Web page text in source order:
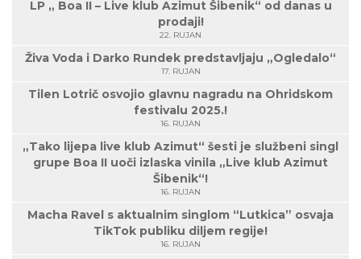
LP „ Boa II – Live klub Azimut Šibenik“ od danas u
prodaji!
22. RUJAN
Živa Voda i Darko Rundek predstavljaju „Ogledalo“
17. RUJAN
Tilen Lotrič osvojio glavnu nagradu na Ohridskom
festivalu 2025.!
16. RUJAN
„Tako lijepa live klub Azimut“ šesti je službeni singl
grupe Boa II uoči izlaska vinila „Live klub Azimut
Šibenik“!
16. RUJAN
Macha Ravel s aktualnim singlom “Lutkica” osvaja
TikTok publiku diljem regije!
16. RUJAN